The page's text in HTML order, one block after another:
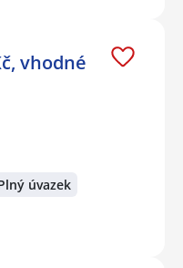
vhodné
úvazek